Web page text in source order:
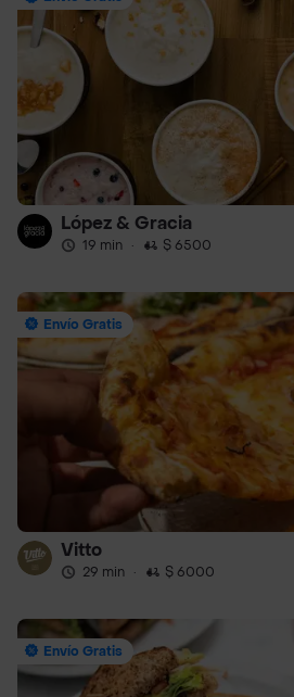
López & Gracia
19 min · $ 6500
Envío Gratis
Vitto
29 min · $ 6000
Envío Gratis